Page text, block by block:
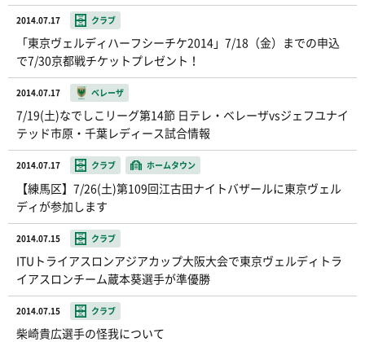
2014.07.17 クラブ
「東京ヴェルディハーフシーチケ2014」7/18（金）までの申込
で7/30京都戦チケットプレゼント！
2014.07.17 ベレーザ
7/19(土)なでしこリーグ第14節 日テレ・ベレーザvsジェフユナイ
テッド市原・千葉レディース試合情報
2014.07.17 クラブ ホームタウン
【練馬区】7/26(土)第109回江古田ナイトバザールに東京ヴェル
ディが参加します
2014.07.15 クラブ
ITUトライアスロンアジアカップ大阪大会で東京ヴェルディトラ
イアスロンチーム蔵本葵選手が準優勝
2014.07.15 クラブ
柴崎貴広選手の怪我について